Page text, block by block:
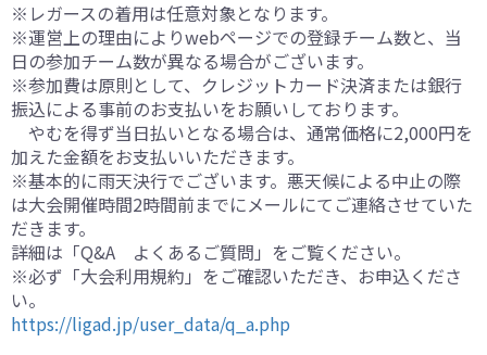
※レガースの着用は任意対象となります。
※運営上の理由によりwebページでの登録チーム数と、当
日の参加チーム数が異なる場合がございます。
※参加費は原則として、クレジットカード決済または銀行
振込による事前のお支払いをお願いしております。
やむを得ず当日払いとなる場合は、通常価格に2,000円を
加えた金額をお支払いいただきます。
※基本的に雨天決行でございます。悪天候による中止の際
は大会開催時間2時間前までにメールにてご連絡させていた
だきます。
詳細は「Q&A よくあるご質問」をご覧ください。
※必ず「大会利用規約」をご確認いただき、お申込くださ
い。
https://ligad.jp/user_data/q_a.php